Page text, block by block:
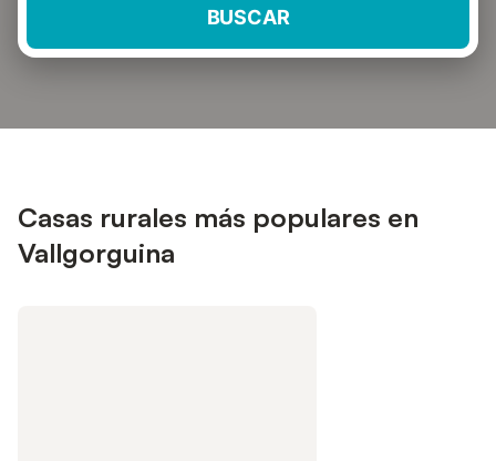
BUSCAR
Casas rurales más populares en
Vallgorguina